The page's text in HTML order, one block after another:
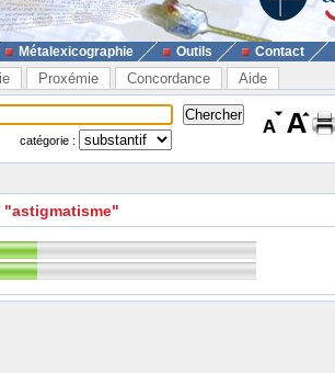
Métalexicographie Outils Contact
Proxémie Concordance Aide
catégorie :